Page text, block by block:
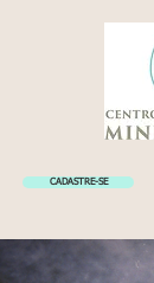
CADASTRE-SE